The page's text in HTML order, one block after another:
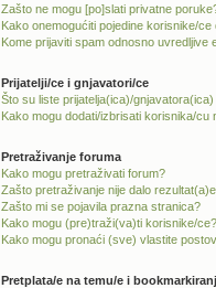
Zašto ne mogu [po]slati privatne
Kako onemogućiti pojedine korisnike/
Kome prijaviti spam odnosno
Prijatelji/ce i gnjavatori/ce
Što su liste prijatelja(ica)/gnjavatora(ica)
Kako mogu dodati/izbrisati korisnika/
Pretraživanje foruma
Kako mogu pretraživati forum?
Zašto pretraživanje nije dalo
Zašto mi se pojavila prazna stranica?
Kako mogu (pre)traži(va)ti korisnike/ce?
Kako mogu pronaći (sve) vlastite
Pretplata/e na temu/e i